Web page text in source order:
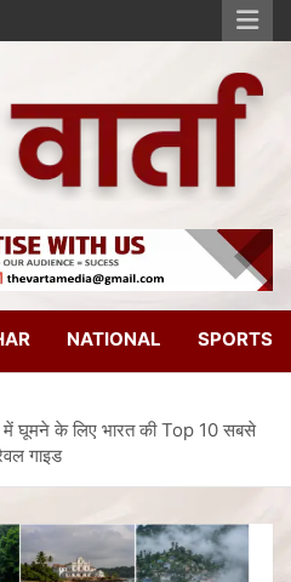
NATIONAL SPORTS
घूमने के लिए भारत की Top 10 सबसे
गाइड